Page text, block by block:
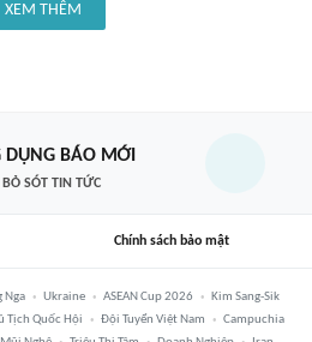
XEM THÊM
DỤNG BÁO MỚI
SÓT TIN TỨC
Chính sách bảo mật
Nga Ukraine ASEAN Cup 2026
Kim Sang-Sik
Tịch Quốc Hội Đội Tuyển Việt Nam
Campuchia